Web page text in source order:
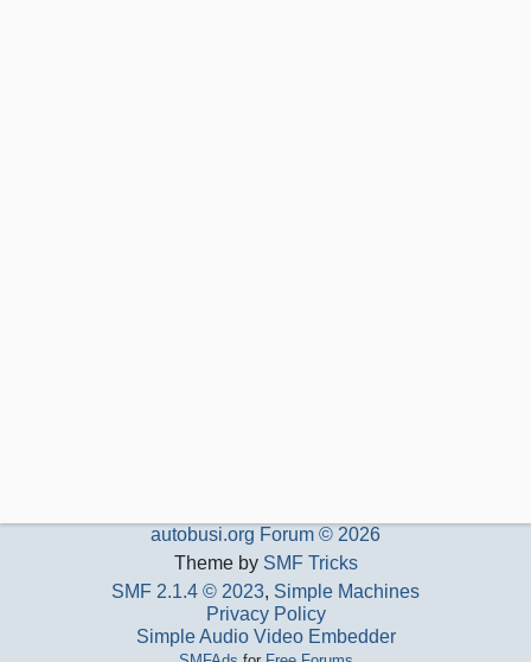
autobusi.org Forum © 2026
Theme by SMF Tricks
SMF 2.1.4 © 2023, Simple Machines
Privacy Policy
Simple Audio Video Embedder